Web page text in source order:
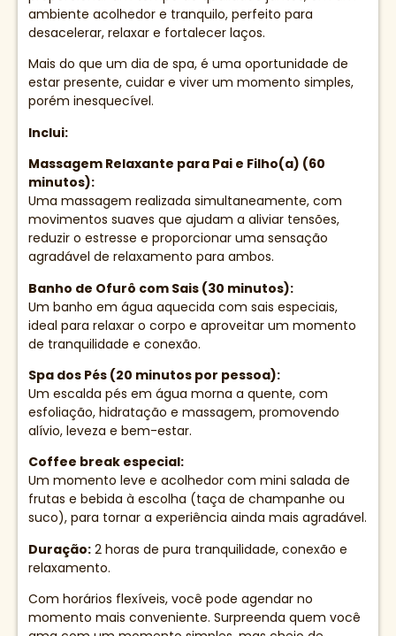
ambiente acolhedor e tranquilo, perfeito para
desacelerar, relaxar e fortalecer laços.
Mais do que um dia de spa, é uma oportunidade de
estar presente, cuidar e viver um momento simples,
porém inesquecível.
Inclui:
Massagem Relaxante para Pai e Filho(a) (60
minutos):
Uma massagem realizada simultaneamente, com
movimentos suaves que ajudam a aliviar tensões,
reduzir o estresse e proporcionar uma sensação
agradável de relaxamento para ambos.
Banho de Ofurô com Sais (30 minutos):
Um banho em água aquecida com sais especiais,
ideal para relaxar o corpo e aproveitar um momento
de tranquilidade e conexão.
Spa dos Pés (20 minutos por pessoa):
Um escalda pés em água morna a quente, com
esfoliação, hidratação e massagem, promovendo
alívio, leveza e bem-estar.
Coffee break especial:
Um momento leve e acolhedor com mini salada de
frutas e bebida à escolha (taça de champanhe ou
suco), para tornar a experiência ainda mais agradável.
Duração: 2 horas de pura tranquilidade, conexão e
relaxamento.
Com horários flexíveis, você pode agendar no
momento mais conveniente. Surpreenda quem você